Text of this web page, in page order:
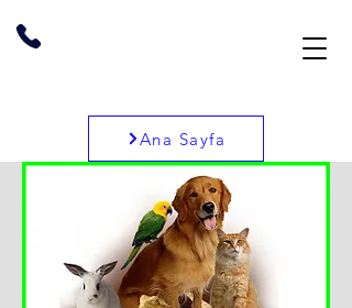
Ana Sayfa